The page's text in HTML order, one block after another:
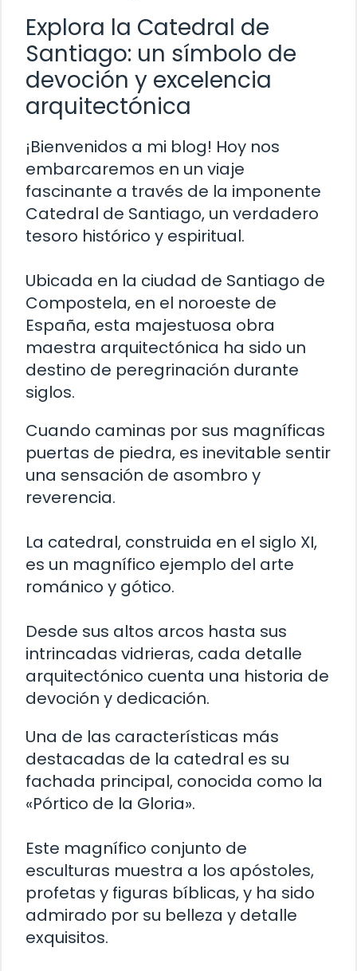
Explora la Catedral de
Santiago: un símbolo de
devoción y excelencia
arquitectónica
¡Bienvenidos a mi blog! Hoy nos
embarcaremos en un viaje
fascinante a través de la imponente
Catedral de Santiago, un verdadero
tesoro histórico y espiritual.
Ubicada en la ciudad de Santiago de
Compostela, en el noroeste de
España, esta majestuosa obra
maestra arquitectónica ha sido un
destino de peregrinación durante
siglos.
Cuando caminas por sus magníficas
puertas de piedra, es inevitable sentir
una sensación de asombro y
reverencia.
La catedral, construida en el siglo XI,
es un magnífico ejemplo del arte
románico y gótico.
Desde sus altos arcos hasta sus
intrincadas vidrieras, cada detalle
arquitectónico cuenta una historia de
devoción y dedicación.
Una de las características más
destacadas de la catedral es su
fachada principal, conocida como la
«Pórtico de la Gloria».
Este magnífico conjunto de
esculturas muestra a los apóstoles,
profetas y figuras bíblicas, y ha sido
admirado por su belleza y detalle
exquisitos.